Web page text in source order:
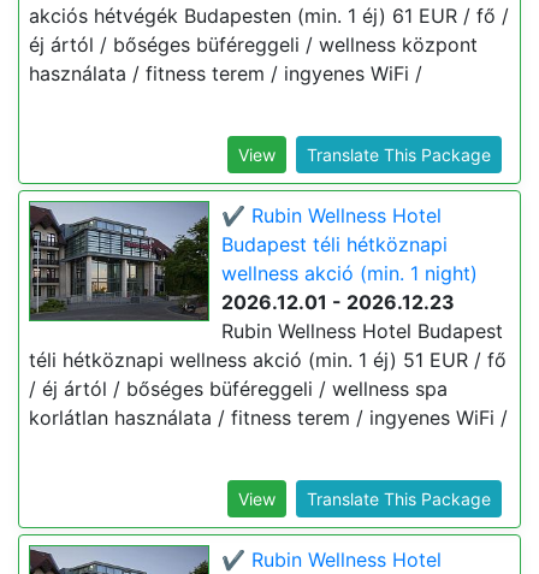
akciós hétvégék Budapesten (min. 1 éj) 61 EUR / fő /
éj ártól / bőséges büféreggeli / wellness központ
használata / fitness terem / ingyenes WiFi /
View Translate This Package
✔️ Rubin Wellness Hotel
Budapest téli hétköznapi
wellness akció (min. 1 night)
2026.12.01 - 2026.12.23
Rubin Wellness Hotel Budapest
téli hétköznapi wellness akció (min. 1 éj) 51 EUR / fő
/ éj ártól / bőséges büféreggeli / wellness spa
korlátlan használata / fitness terem / ingyenes WiFi /
View Translate This Package
✔️ Rubin Wellness Hotel